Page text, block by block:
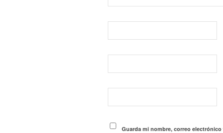
Guarda mi nombre, correo